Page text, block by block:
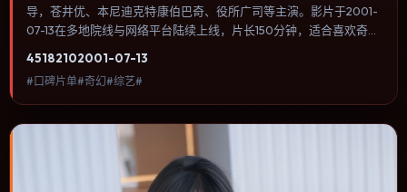
导，苍井优、本尼迪克特·康伯巴奇、役所广司等主演。影片于2001-
07-13在多地院线与网络平台陆续上线，片长150分钟，适合喜欢奇幻
节推进，节奏与视听语言统一，可作为休闲观影或类型片补片的选
择。
45182102001-07-13
#口碑片单#奇幻#综艺#